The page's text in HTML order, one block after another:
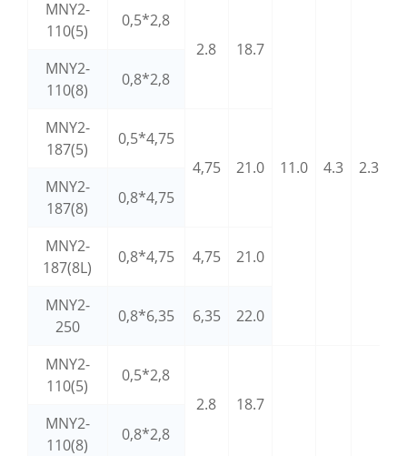
MNY2-
110(5)
0,5*2,8
2.8
18.7
11.0 4.3 2.3
MNY2-
110(8)
0,8*2,8
MNY2-
187(5)
0,5*4,75
4,75
21.0
MNY2-
187(8)
0,8*4,75
MNY2-
187(8L)
0,8*4,75 4,75 21.0
MNY2-
250
0,8*6,35 6,35 22.0
MNY2-
110(5)
0,5*2,8
2.8
18.7
MNY2-
110(8)
0,8*2,8